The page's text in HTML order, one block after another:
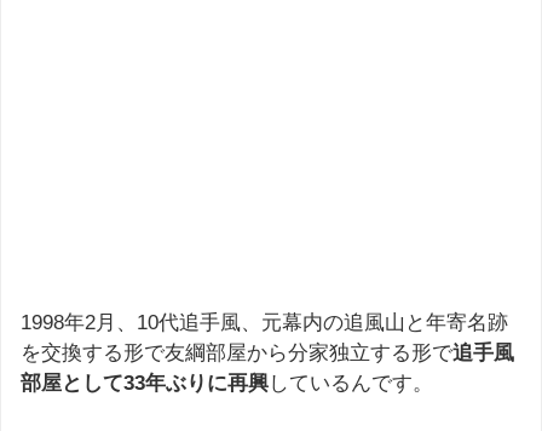
1998年2月、10代追手風、元幕内の追風山と年寄名跡
を交換する形で友綱部屋から分家独立する形で追手風
部屋として33年ぶりに再興しているんです。